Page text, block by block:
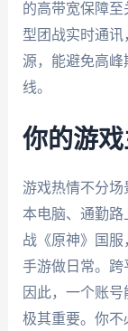
的高带宽保障
型团战实时通
源，能避免高
线。
你的游
游戏热情不分
本电脑、通勤
战《原神》国服
手游做日常。跨
因此，一个账
极其重要。你